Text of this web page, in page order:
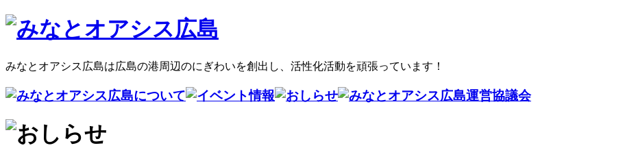
みなとオアシス広島は広島の港周辺のにぎわいを創出し、活性化活動を頑張っています！